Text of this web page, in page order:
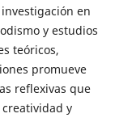
en
y estudios
teóricos,
promueve
reflexivas que
y